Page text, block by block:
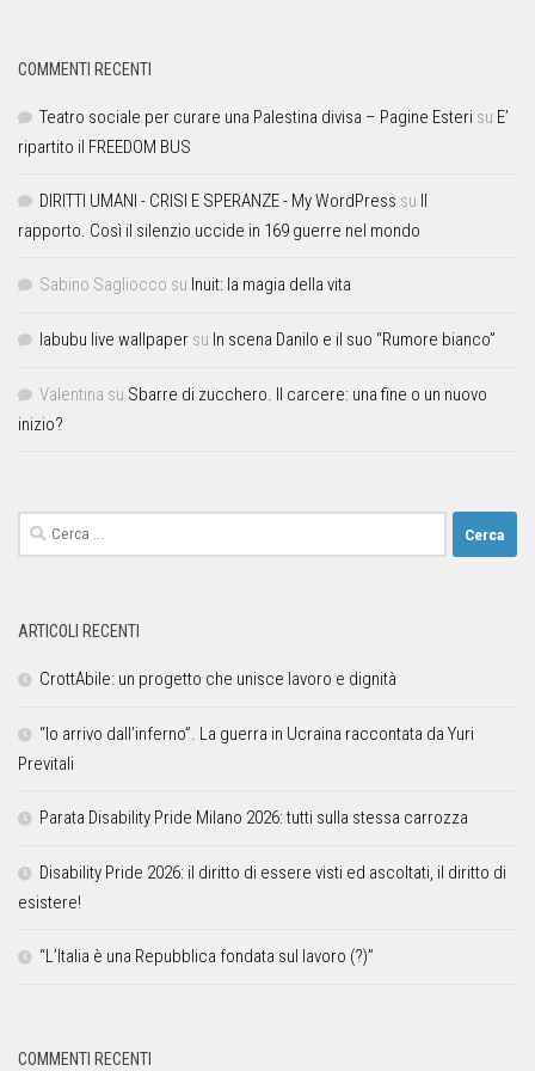
COMMENTI RECENTI
Teatro sociale per curare una Palestina divisa – Pagine Esteri su E’
ripartito il FREEDOM BUS
DIRITTI UMANI - CRISI E SPERANZE - My WordPress su
rapporto. Così il silenzio uccide in 169 guerre nel mondo
Sabino Sagliocco su Inuit: la magia della vita
labubu live wallpaper su In scena Danilo e il suo “Rumore bianco”
Valentina su Sbarre di zucchero. Il carcere: una fine o un nuovo
inizio?
ARTICOLI RECENTI
CrottAbile: un progetto che unisce lavoro e dignità
“Io arrivo dall’inferno”. La guerra in Ucraina raccontata da Yuri
Previtali
Parata Disability Pride Milano 2026: tutti sulla stessa carrozza
Disability Pride 2026: il diritto di essere visti ed ascoltati, il diritto di
esistere!
“L’Italia è una Repubblica fondata sul lavoro (?)”
COMMENTI RECENTI